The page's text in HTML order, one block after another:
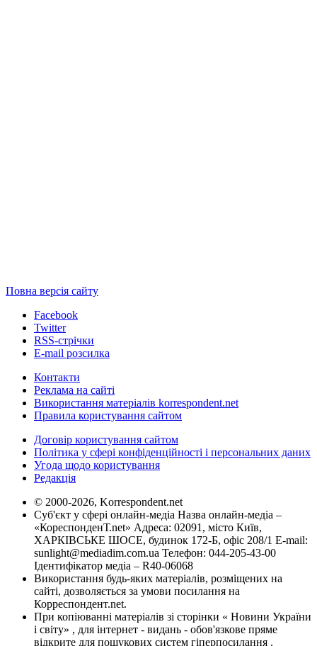
Повна версія сайту
Facebook
Twitter
RSS-стрічки
E-mail розсилка
Контакти
Реклама на сайті
Використання матеріалів korrespondent.net
Правила користування сайтом
Договір користування сайтом
Політика у сфері конфіденційності і персональних даних
Угода щодо користування
Редакція
© 2000-2026, Korrespondent.net
Суб'єкт у сфері онлайн-медіа Назва онлайн-медіа –
«КореспонденТ.net» Адреса: 02091, місто Київ,
ХАРКІВСЬКЕ ШОСЕ, будинок 172-Б, офіс 208/1 E-mail:
sunlight@mediadim.com.ua Телефон: 044-205-43-00
Ідентифікатор медіа – R40-06068
Використання будь-яких матеріалів, розміщених на
сайті, дозволяється за умови посилання на
Корреспондент.net.
При копіюванні матеріалів зі сторінки « Новини України
і світу» , для інтернет - видань - обов'язкове пряме
відкрите для пошукових систем гіперпосилання .